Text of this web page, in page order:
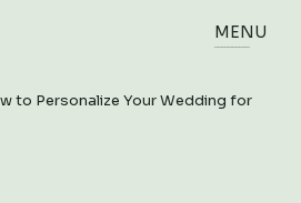
MENU
to Personalize Your Wedding for